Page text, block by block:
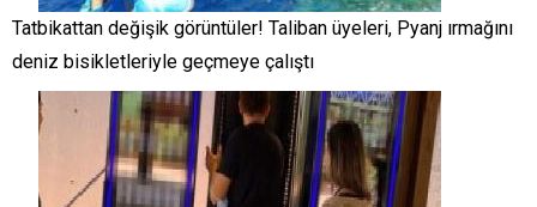
Tatbikattan değişik görüntüler! Taliban üyeleri, Pyanj ırmağını
deniz bisikletleriyle geçmeye çalıştı